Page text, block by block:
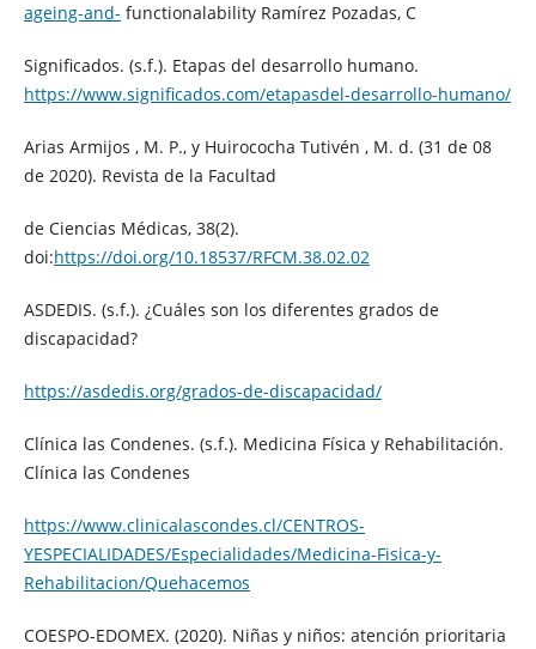
ageing-and- functionalability Ramírez Pozadas, C
Significados. (s.f.). Etapas del desarrollo humano.
https://www.significados.com/etapasdel-desarrollo-humano/
Arias Armijos , M. P., y Huirococha Tutivén , M. d. (31 de 08
de 2020). Revista de la Facultad
de Ciencias Médicas, 38(2).
doi:https://doi.org/10.18537/RFCM.38.02.02
ASDEDIS. (s.f.). ¿Cuáles son los diferentes grados de
discapacidad?
https://asdedis.org/grados-de-discapacidad/
Clínica las Condenes. (s.f.). Medicina Física y Rehabilitación.
Clínica las Condenes
https://www.clinicalascondes.cl/CENTROS-
YESPECIALIDADES/Especialidades/Medicina-Fisica-y-
Rehabilitacion/Quehacemos
COESPO-EDOMEX. (2020). Niñas y niños: atención prioritaria